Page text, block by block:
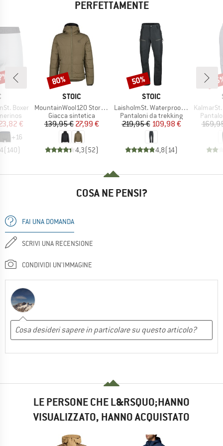
PERFETTAMENTE
Boxer
ridotto
€
+16
(140)
MARCHIO
STOIC
Articolo
MountainWool120 StorboSt. Hoody
Gruppo di prodotti
Giacca sintetica
Prezzo
139,95 €Prezzo ridotto
27,99 €
4,3(52)
Sconto
80%
MARCHIO
STOIC
Articolo
LaisholmSt. Waterproof Tour Pants
Gruppo di prodotti
Pantaloni da trekking
Prezzo
219,95 € Prezzo ridotto
109,98 €
4,8(14)
Sconto
50%
Articolo
KalmarSt. 3L
COSA NE PENSI?
FAI UNA DOMANDA
SCRIVI UNA RECENSIONE
CONDIVIDI UN'IMMAGINE
LE PERSONE CHE L&RSQUO;HANNO
VISUALIZZATO, HANNO ACQUISTATO